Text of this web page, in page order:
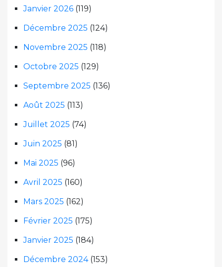
Janvier 2026 (119)
Décembre 2025 (124)
Novembre 2025 (118)
Octobre 2025 (129)
Septembre 2025 (136)
Août 2025 (113)
Juillet 2025 (74)
Juin 2025 (81)
Mai 2025 (96)
Avril 2025 (160)
Mars 2025 (162)
Février 2025 (175)
Janvier 2025 (184)
Décembre 2024(153)